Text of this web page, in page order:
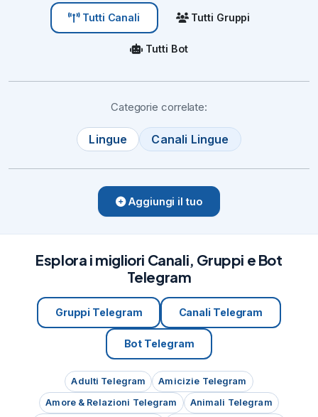
Tutti Canali Tutti Gruppi
Tutti Bot
Categorie correlate:
Lingue Canali Lingue
Aggiungi il tuo
Esplora i migliori Canali, Gruppi e Bot
Telegram
Gruppi Telegram Canali Telegram
Bot Telegram
Adulti Telegram
Amicizie Telegram
Amore & Relazioni Telegram
Animali Telegram